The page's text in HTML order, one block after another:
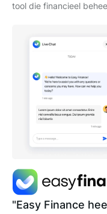
tool die financieel
"Easy Finance